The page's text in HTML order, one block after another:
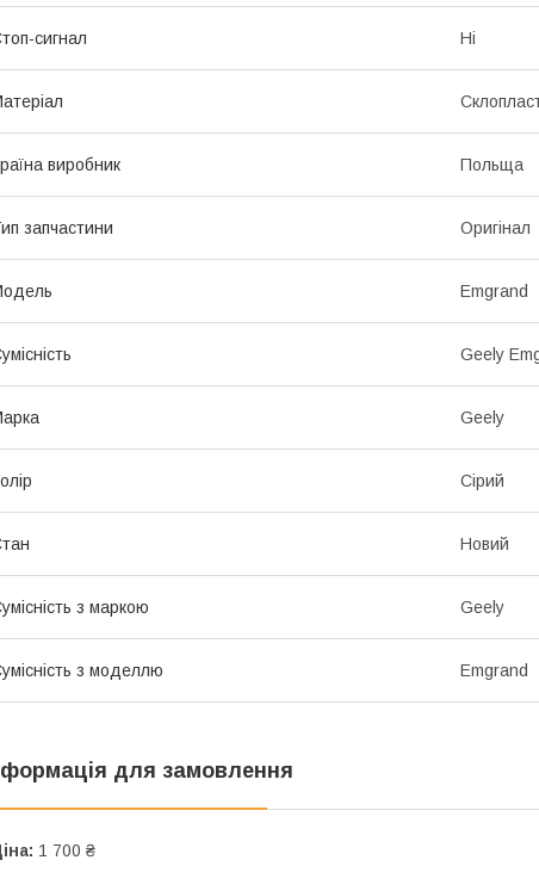
сигнал Ні
виробник Польща
запчастини Оригінал
Emgrand
Geely
Geely
Сірий
Новий
з маркою Geely
з моделлю Emgrand
для замовлення
1 700 ₴